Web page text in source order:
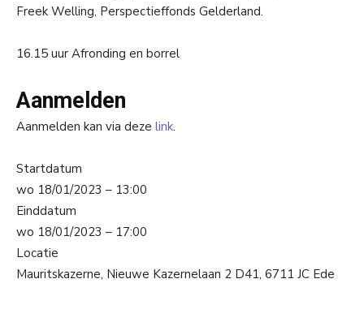
Freek Welling, Perspectieffonds Gelderland.
16.15 uur Afronding en borrel
Aanmelden
Aanmelden kan via deze link.
Startdatum
wo 18/01/2023 – 13:00
Einddatum
wo 18/01/2023 – 17:00
Locatie
Mauritskazerne, Nieuwe Kazernelaan 2 D41, 6711 JC Ede